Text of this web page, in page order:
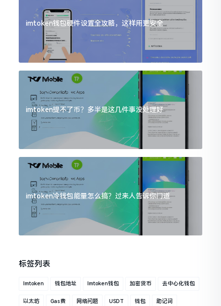
imtoken钱包硬件设置全攻略，这样用更安全
imtoken提不了币？多半是这几件事没处理好
imtoken冷钱包能量怎么搞？过来人告诉你门道
标签列表
Imtoken 钱包地址 Imtoken钱包 加密货币 去中心化钱包
以太坊 Gas费 网络问题 USDT 钱包 助记词